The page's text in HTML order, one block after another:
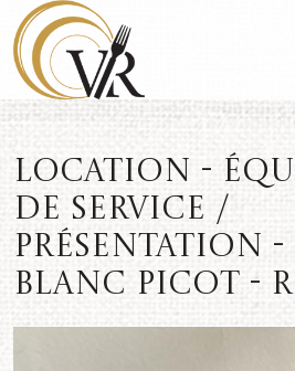
Location -
de service /
présentation -
blanc picot -